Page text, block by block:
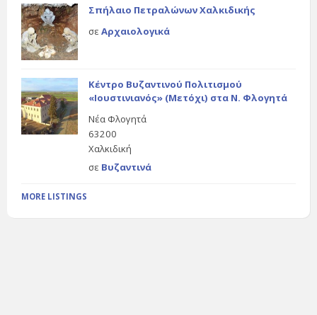
Σπήλαιο Πετραλώνων Χαλκιδικής
σε Αρχαιολογικά
Κέντρο Βυζαντινού Πολιτισμού
«Ιουστινιανός» (Μετόχι) στα Ν. Φλογητά
Νέα Φλογητά
63200
Χαλκιδική
σε Βυζαντινά
MORE LISTINGS